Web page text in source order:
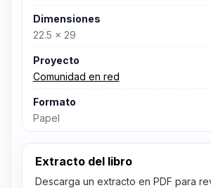
Dimensiones
22.5 x 29
Proyecto
Comunidad en red
Formato
Papel
Extracto del libro
Descarga un extracto en PDF para